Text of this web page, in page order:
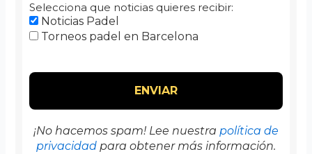
Selecciona que noticias quieres recibir:
Noticias Padel
Torneos padel en Barcelona
¡No hacemos spam! Lee nuestra política de
privacidad para obtener más información.